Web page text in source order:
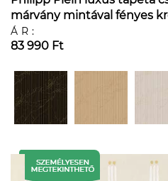
márvány mintával fényes
színben
ÁR:
83 990 Ft